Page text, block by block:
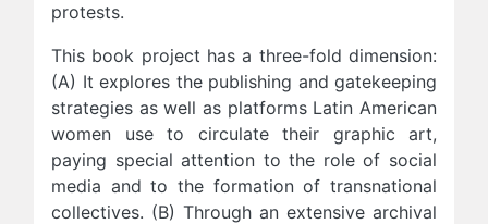
protests.
This book project has a three-fold dimension:
(A) It explores the publishing and gatekeeping
strategies as well as platforms Latin American
women use to circulate their graphic art,
paying special attention to the role of social
media and to the formation of transnational
collectives. (B) Through an extensive archival